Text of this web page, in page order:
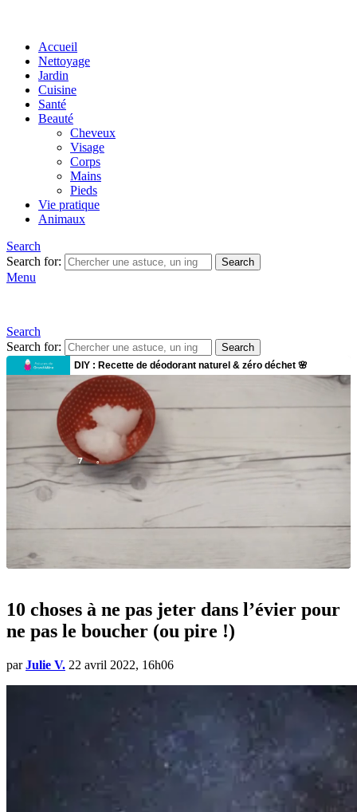
Accueil
Nettoyage
Jardin
Cuisine
Santé
Beauté
Cheveux
Visage
Corps
Mains
Pieds
Vie pratique
Animaux
Search
Search for:
Search
Menu
Search
Search for:
Search
10 choses à ne pas jeter dans l’évier pour
ne pas le boucher (ou pire !)
par Julie V. 22 avril 2022, 16h06